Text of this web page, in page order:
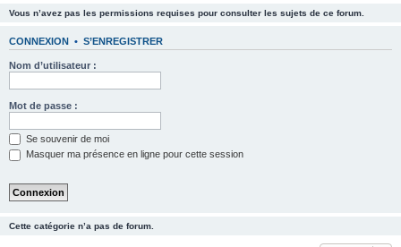
Vous n’avez pas les permissions requises pour consulter les sujets de ce forum.
CONNEXION • S’ENREGISTRER
Nom d’utilisateur :
Mot de passe :
Se souvenir de moi
Masquer ma présence en ligne pour cette session
Cette catégorie n’a pas de forum.